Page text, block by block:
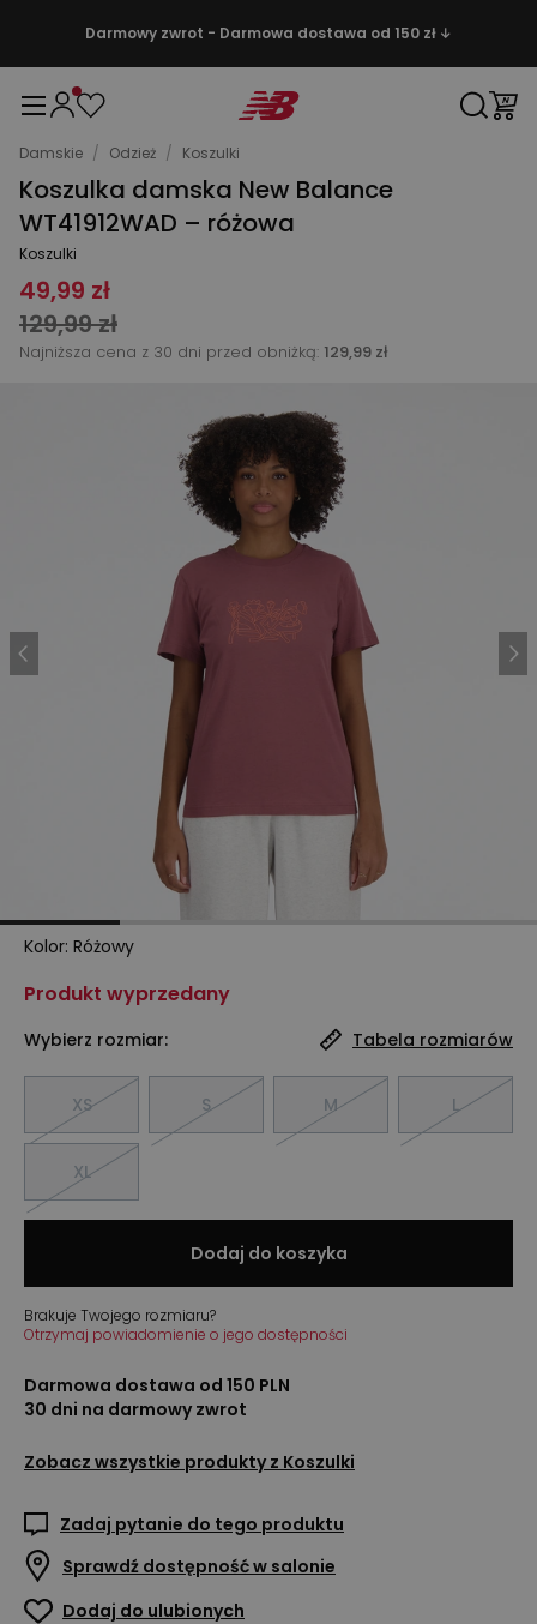
Darmowy zwrot - Darmowa dostawa od 150 zł ↓
Damskie / Odzież / Koszulki
Koszulka damska New Balance
WT41912WAD – różowa
Koszulki
49,99 zł
129,99 zł
Najniższa cena z 30 dni przed obniżką: 129,99 zł
Kolor: Różowy
Produkt wyprzedany
Wybierz rozmiar: Tabela rozmiarów
XS S M L
XL
Dodaj do koszyka
Brakuje Twojego rozmiaru?
Otrzymaj powiadomienie o jego dostępności
Darmowa dostawa od 150 PLN
30 dni na darmowy zwrot
Zobacz wszystkie produkty z Koszulki
Zadaj pytanie do tego produktu
Sprawdź dostępność w salonie
Dodaj do ulubionych